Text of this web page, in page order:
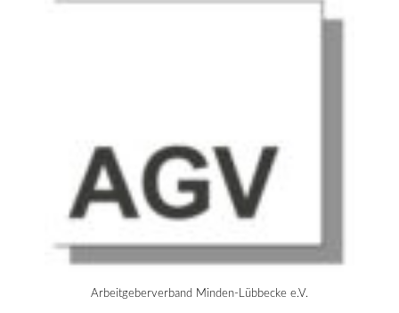
Arbeitgeberverband Minden-Lübbecke e.V.